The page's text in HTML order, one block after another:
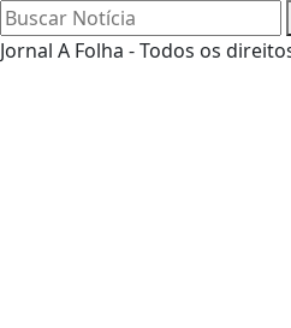
Jornal A Folha - Todos os